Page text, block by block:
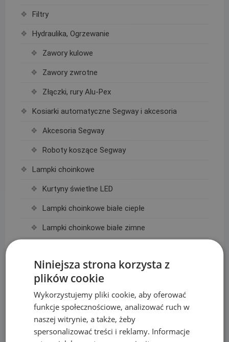
Filtry
Hydraulika, Ogrzewanie
Zawory kulowe
Zawory zwrotne
Złączki, rury Alu-Pex
Kosiarki automatyczne Segway i akcesoria
Akcesoria Segway
Roboty koszące Segway
Lampki choinkowe
Kurtyny świetlne LED
Lampki choinkowe białe ciepłe
Lampki choinkowe białe zimne
Łazienka, Kuchnia
Deszczownice
Linie Kroplujące i akcesoria
Niniejsza strona korzysta z
plików cookie
Wykorzystujemy pliki cookie, aby oferować
funkcje społecznościowe, analizować ruch w
naszej witrynie, a także, żeby
spersonalizować treści i reklamy. Informacje